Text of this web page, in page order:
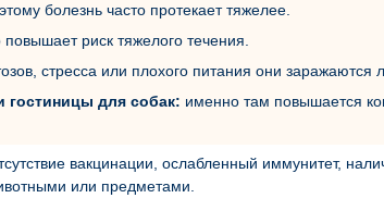
болезнь часто протекает тяжелее.
повышает риск тяжелого течения.
стресса или плохого питания они заражаются
для собак: именно там повышается
вакцинации, ослабленный иммунитет,
или предметами.